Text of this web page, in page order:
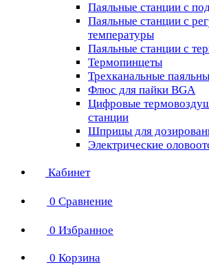
Паяльные станции с
Паяльные станции с
температуры
Паяльные станции с
Термопинцеты
Трехканальные
Флюс для пайки BGA
Цифровые
станции
Шприцы для
Электрические
Кабинет
0 Сравнение
0 Избранное
0 Корзина